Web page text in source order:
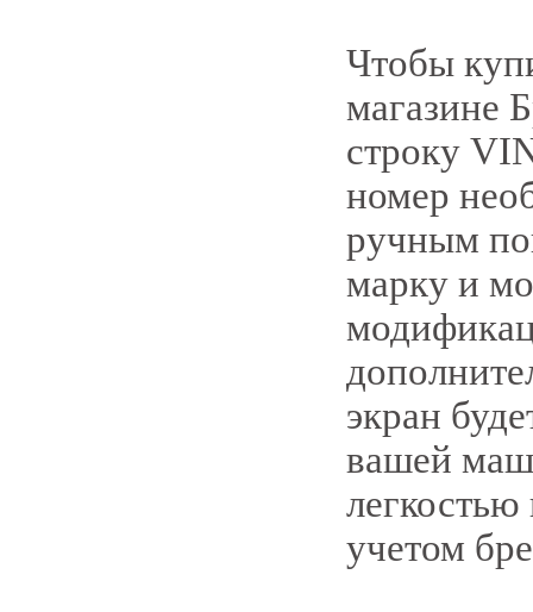
Чтобы
магазине
строку
номер
ручным
марку и
экран
вашей
учетом